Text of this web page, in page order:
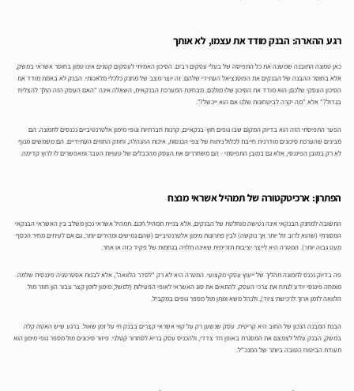
רגע ההארה: הבנק מודד את עצמו, לא אותך
כאן טמונה התובנה שמשנה את כל התפיסה של בעלי עסקים רבים. הסיכון האמיתי לעסקים קטנים אינו טמון בחוסר אשראי במשק,
אלא בחוסר ההבנה של הבנקים את הפוטנציאל העתידי שלהם. זה יוצר מצב של מחנק כלכלי מלאכותי. הבנק לא באמת מודד את
הסיכון העסקי שלכם; הוא מודד את הסיכון שלו מולכם. מבחינת המערכת הבנקאית, השאלה אינה "האם העסק הזה הולך להצליח
בגדול?" אלא "מה יקרה לביטחונות שלנו אם הוא ייכשל?".
הפער התפיסתי הזה הוא בדיוק המקום שבו גופים חוץ-בנקאיים, קרנות חברתיות וגופי מימון אלטרנטיביים נכנסים לתמונה. הם
מבינים שהערכת סיכונים מודרנית חייבת לכלול ניתוח של צפי הכנסות, איכות ההנהלה, וחוזק החוזים העתידיים. הם משמשים מנוף
לא רק במובן הפיננסי, אלא גם במובן התפיסתי - הם משחררים את העסק מהכבלים של טעויות העבר ומאפשרים לו לרוץ קדימה.
הפתרון: ארכיטקטורה של תמהיל אשראי מנצח
התשובה למחנק הבנקאי אינה נטישה מוחלטת של הבנקים, אלא בניית תמהיל חכם. תמהיל אשראי נכון משלב בין האשראי הבנקאי
המסורתי (שהוא לרוב זול יותר אך נוקשה) לבין פתרונות מימון אלטרנטיביים (שהם גמישים ומהירים יותר, גם אם לעיתים מחיר הכסף
מעט גבוה יותר). המטרה היא לייצר יציבות תזרימית שאינה תלויה בגחמות של פקיד כזה או אחר.
פה בדיוק נכנס לתמונה תהליך של ייעוץ עסקי מקצועי. המטרה היא לא רק "לסדר הלוואה", אלא לבנות אסטרטגיה פיננסית שלמה.
מומחה פיננסי יודע לנתח את צרכי העסק, להתאים את סוג האשראי לאופי הפעילות (למשל, מימון לזמן קצר עבור הון חוזר מול
הלוואה לזמן ארוך לרכישת ציוד), ולנהל משא ומתן מול מספר גופים במקביל.
הבנת המבנה הנכון של החוב היא קריטית. עסק שנשען רק על קווי אשראי קצרים בבנק חי על זמן שאול. ברגע שיש האטה קלה
במשק, הבנק עלול לצמצם את המסגרת באופן חד צדדי, ולהכניס עסק בריא לסחרור קטלני. פיזור סיכונים מול מספר גופי מימון הוא
תעודת הביטוח הטובה ביותר של המנכ"ל.